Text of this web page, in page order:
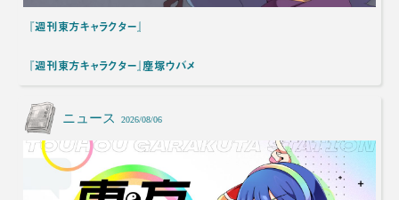
『週刊東方キャラクター』
『週刊東方キャラクター』塵塚ウバメ
ニュース 2026/08/06